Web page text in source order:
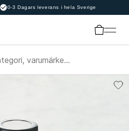
0-3 Dagars leverans i hela Sverige